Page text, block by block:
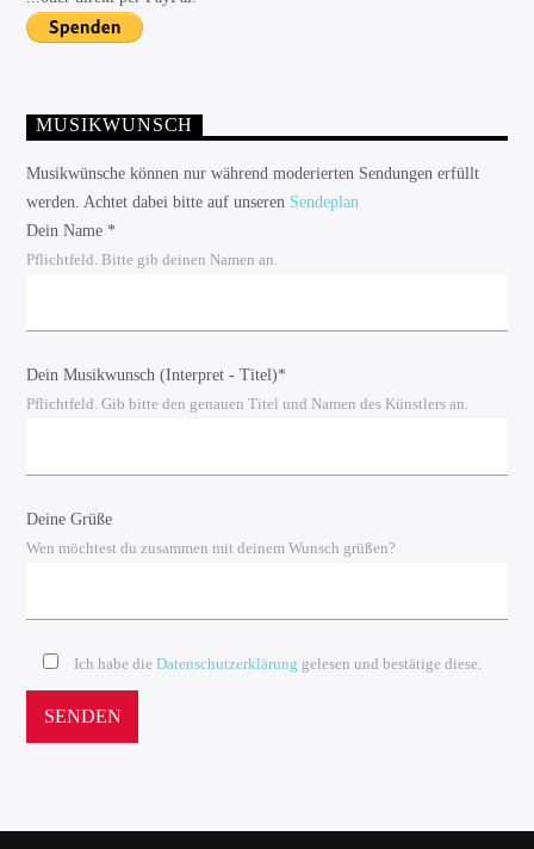
MUSIKWUNSCH
Musikwünsche können nur während moderierten Sendungen erfüllt
werden. Achtet dabei bitte auf unseren Sendeplan
Dein Name *
Pflichtfeld. Bitte gib deinen Namen an.
Dein Musikwunsch (Interpret - Titel)*
Pflichtfeld. Gib bitte den genauen Titel und Namen des Künstlers an.
Deine Grüße
Wen möchtest du zusammen mit deinem Wunsch grüßen?
Ich habe dieDatenschutzerklärung gelesen und bestätige diese.